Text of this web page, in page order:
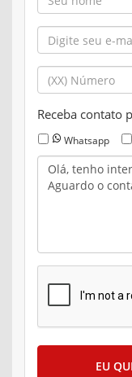
Receba contato
Whatsapp
EU